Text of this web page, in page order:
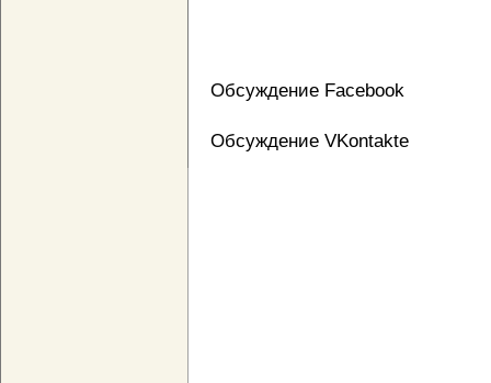
Обсуждение Facebook
Обсуждение VKontakte